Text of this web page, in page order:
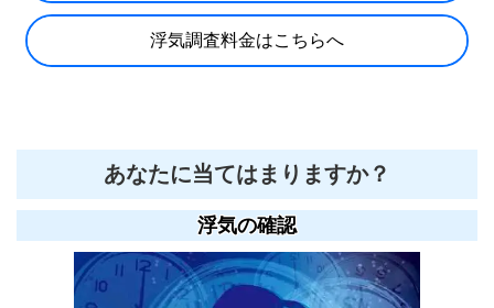
浮気調査料金はこちらへ
あなたに当てはまりますか？
浮気の確認